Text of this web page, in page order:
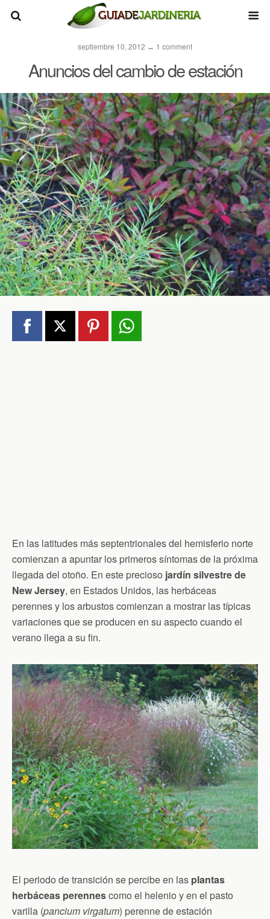
septiembre 10, 2012 ↔ 1 comment
Anuncios del cambio de estación
En las latitudes más septentrionales del hemisferio norte
comienzan a apuntar los primeros síntomas de la próxima
llegada del otoño. En este precioso jardín silvestre de
New Jersey, en Estados Unidos, las herbáceas
perennes y los arbustos comienzan a mostrar las típicas
variaciones que se producen en su aspecto cuando el
verano llega a su fin.
El periodo de transición se percibe en las plantas
herbáceas perennescomo el helenio y en el pasto
varilla (pancium virgatum) perenne de estación